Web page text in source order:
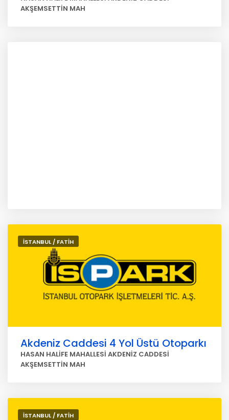
AKŞEMSETTİN MAH
İSTANBUL / FATİH
Akdeniz Caddesi 4 Yol Üstü Otoparkı
HASAN HALİFE MAHALLESİ AKDENİZ CADDESİ
AKŞEMSETTİN MAH
İSTANBUL / FATİH